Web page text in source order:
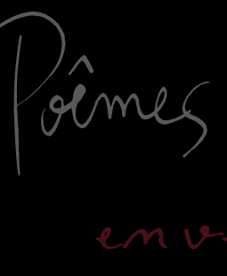
en